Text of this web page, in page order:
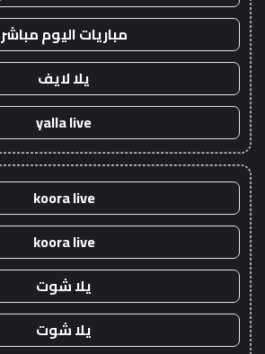
مباريات اليوم مباشر
يلا لايف
yalla live
koora live
koora live
يلا شوت
يلا شوت